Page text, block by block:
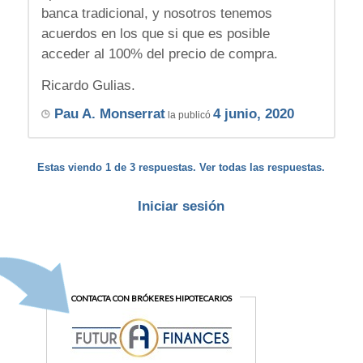
banca tradicional, y nosotros tenemos
acuerdos en los que si que es posible
acceder al 100% del precio de compra.
Ricardo Gulias.
Pau A. Monserratla publicó 4 junio, 2020
Estas viendo 1 de 3 respuestas. Ver todas las respuestas.
Iniciar sesión